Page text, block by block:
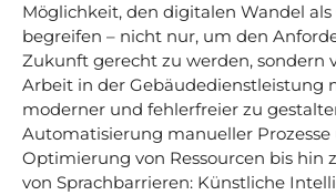
Möglichkeit, den digitalen Wandel als
begreifen – nicht nur, um den
Zukunft gerecht zu werden, sondern
Arbeit in der Gebäudedienstleistung
moderner und fehlerfreier zu
Automatisierung manueller Prozesse
Optimierung von Ressourcen bis hin
von Sprachbarrieren: Künstliche